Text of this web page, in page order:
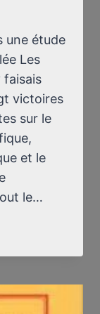
une étude
Les
faisais
victoires
sur le
et le
le…